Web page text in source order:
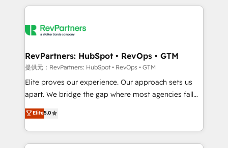
grows.
we de-risk complex CRM programmes and
multi-region migrations to AI-powered automation,
scale. 🏆 HubSpot’s CEO called us “the partner of the
future.” Others agree it is proof of trust built through
measurable impact.
RevPartners: HubSpot • RevOps • GTM
提供元：RevPartners: HubSpot • RevOps • GTM
Elite proves our experience. Our approach sets us
apart. We bridge the gap where most agencies fall
short by combining GTM strategy with technical
execution to solve the right problem with the right
solution. As the only firm in the world to hold Elite
Partner Accreditations with both HubSpot and Clay,
Elite5.0